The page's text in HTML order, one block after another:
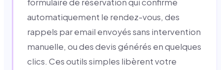
formulaire de réservation qui confirme
automatiquement le rendez-vous, des
rappels par email envoyés sans intervention
manuelle, ou des devis générés en quelques
clics. Ces outils simples libèrent votre